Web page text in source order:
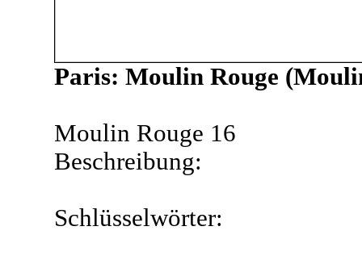
Paris: Moulin Rouge
Moulin Rouge 16
Beschreibung:
Schlüsselwörter: